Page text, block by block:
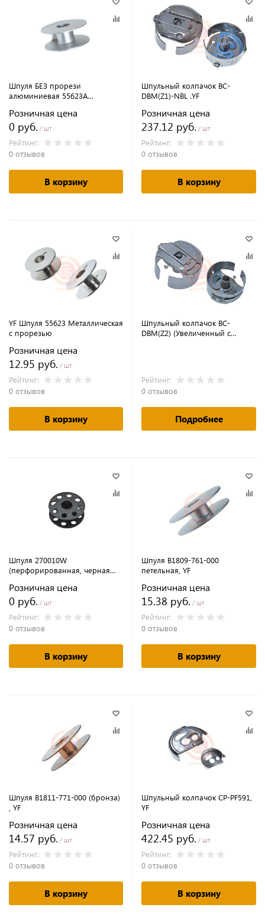
Шпуля БЕЗ прорези
алюминиевая 55623A
Розничная цена
0 руб. / шт
Рейтинг:
0 отзывов
В корзину
Шпульный колпачок BC-
DBM(Z1)-NBL .YF
Розничная цена
237.12 руб. / шт
Рейтинг:
0 отзывов
В корзину
YF Шпуля 55623 Металлическая
с прорезью
Розничная цена
12.95 руб. / шт
Рейтинг:
0 отзывов
В корзину
Шпульный колпачок BC-
DBM(Z2) (Увеличенный с
Рейтинг:
0 отзывов
Подробнее
Шпуля 270010W
(перфорированная, черная
Розничная цена
0 руб. / шт
Рейтинг:
0 отзывов
В корзину
Шпуля B1809-761-000
петельная, YF
Розничная цена
15.38 руб. / шт
Рейтинг:
0 отзывов
В корзину
Шпуля B1811-771-000 (бронза)
, YF
Розничная цена
14.57 руб. / шт
Рейтинг:
0 отзывов
В корзину
Шпульный колпачок CP-PF591,
YF
Розничная цена
422.45 руб. / шт
Рейтинг:
0 отзывов
В корзину